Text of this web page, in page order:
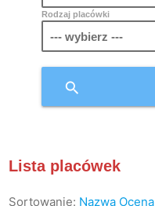
Rodzaj placówki
search
Lista placówek
Sortowanie: Nazwa Ocena